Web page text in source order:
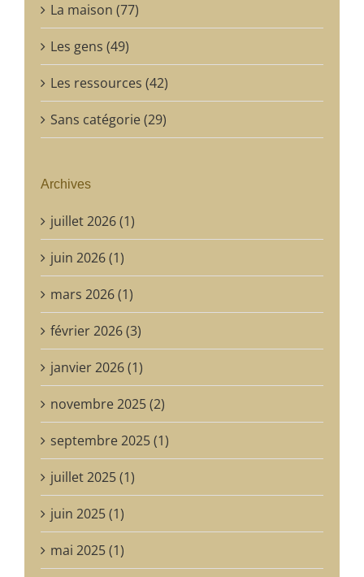
La maison (77)
Les gens (49)
Les ressources (42)
Sans catégorie (29)
Archives
juillet 2026 (1)
juin 2026 (1)
mars 2026 (1)
février 2026 (3)
janvier 2026 (1)
novembre 2025 (2)
septembre 2025 (1)
juillet 2025 (1)
juin 2025 (1)
mai 2025 (1)